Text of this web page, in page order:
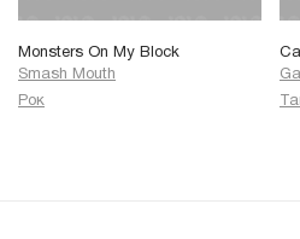
Monsters On My Block
Smash Mouth
Рок